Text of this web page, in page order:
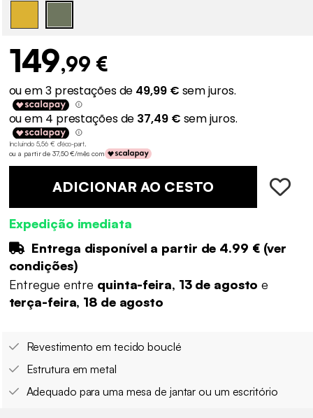
149,99 €
Incluindo 5,56 € d'éco-part.
ou a partir de 37,50 €/mês com
ADICIONAR AO CESTO
Expedição imediata
Entrega disponível a partir de 4.99 €(ver
condições)
Entregue entre quinta-feira, 13 de agostoe
terça-feira, 18 de agosto
Revestimento em tecido bouclé
Estrutura em metal
Adequado para uma mesa de jantar ou um escritório